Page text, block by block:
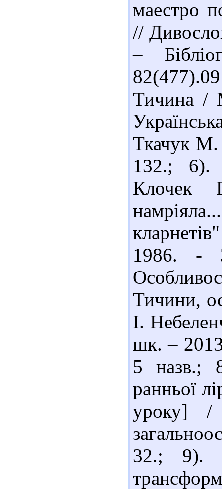
маестро
//
–
Тичина /
Ткачук
132.; 6).
1986. -
Тичини,
І.
шк. –
5 назв.;
ранньої
уроку]
32.; 9).